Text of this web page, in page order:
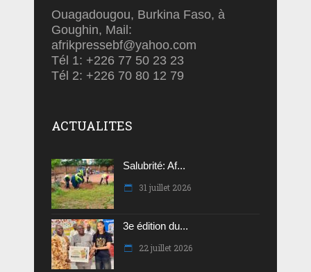
Ouagadougou, Burkina Faso, à
Goughin, Mail:
afrikpressebf@yahoo.com
Tél 1: +226 77 50 23 23
Tél 2: +226 70 80 12 79
ACTUALITES
Salubrité: Af...
31 juillet 2026
3e édition du...
22 juillet 2026